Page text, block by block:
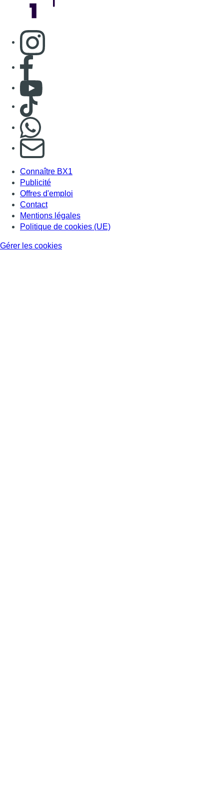
Consulter page Instagram
Consulter page Facebook
Consulter Youtube
Consulter TikTok
S'abonner à notre newsletter
Connaître BX1
Publicité
Offres d'emploi
Contact
Mentions légales
Politique de cookies (UE)
Gérer les cookies